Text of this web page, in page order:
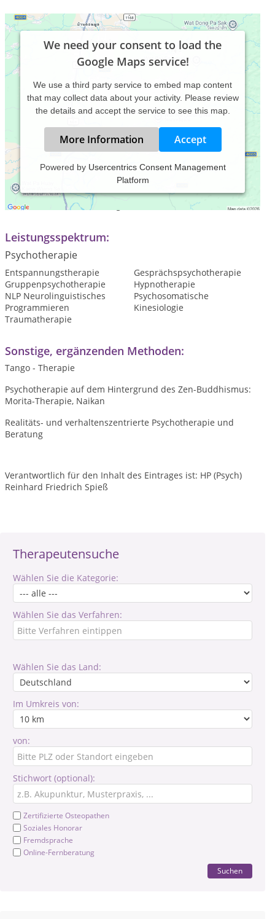
Therapeutensuche
Wählen Sie die Kategorie:
Wählen Sie das Verfahren:
Wählen Sie das Land:
Im Umkreis von:
von:
Stichwort (optional):
Zertifizierte Osteopathen
Soziales Honorar
Fremdsprache
Online-Fernberatung
Suchen
We need your consent to load the
Google Maps service!
We use a third party service to embed map content
that may collect data about your activity. Please review
the details and accept the service to see this map.
More Information Accept
Powered by Usercentrics Consent Management
Platform
Praxiszeiten:
Termine nach Vereinbarung
Leistungsspektrum:
Psychotherapie
Entspannungstherapie
Gesprächspsychotherapie
Gruppenpsychotherapie
Hypnotherapie
NLP Neurolinguistisches
Programmieren
Psychosomatische
Kinesiologie
Traumatherapie
Sonstige, ergänzenden Methoden:
Tango - Therapie
Psychotherapie auf dem Hintergrund des Zen-Buddhismus:
Morita-Therapie, Naikan
Realitäts- und verhaltenszentrierte Psychotherapie und
Beratung
Verantwortlich für den Inhalt des Eintrages ist: HP (Psych)
Reinhard Friedrich Spieß